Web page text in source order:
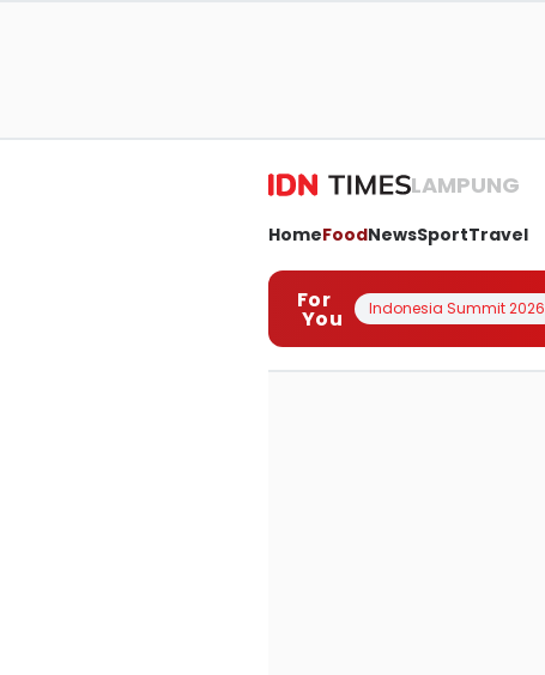
LAMPUNG
HomeFoodNewsSportTravel
For
You Indonesia Summit 2026